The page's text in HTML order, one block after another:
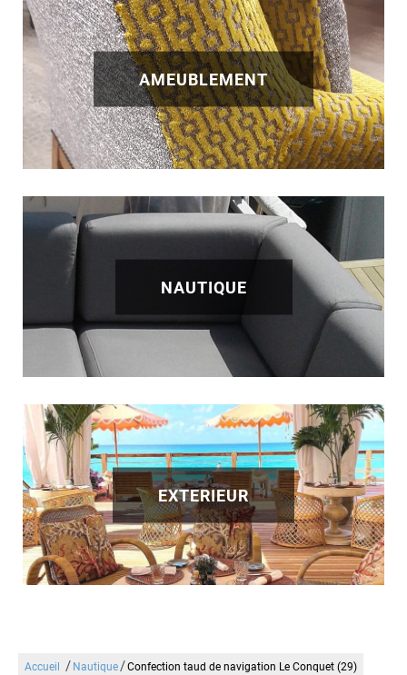
AMEUBLEMENT
NAUTIQUE
EXTERIEUR
Accueil / Nautique/Confection taud de navigation Le Conquet (29)